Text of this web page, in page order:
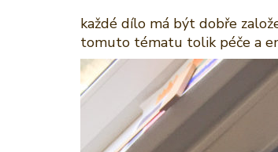
každé dílo má být dobře
tomuto tématu tolik péče a